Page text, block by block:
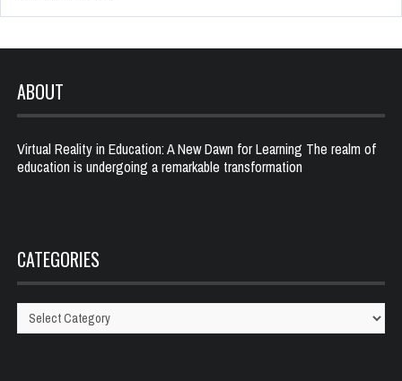
ABOUT
Virtual Reality in Education: A New Dawn for Learning The realm of
education is undergoing a remarkable transformation
CATEGORIES
Categories